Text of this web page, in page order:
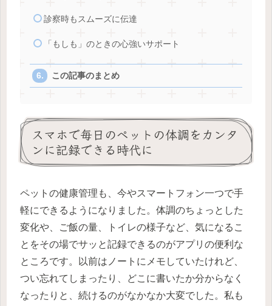
診察時もスムーズに伝達
「もしも」のときの心強いサポート
この記事のまとめ
スマホで毎日のペットの体調をカンタ
ンに記録できる時代に
ペットの健康管理も、今やスマートフォン一つで手
軽にできるようになりました。体調のちょっとした
変化や、ご飯の量、トイレの様子など、気になるこ
とをその場でサッと記録できるのがアプリの便利な
ところです。以前はノートにメモしていたけれど、
つい忘れてしまったり、どこに書いたか分からなく
なったりと、続けるのがなかなか大変でした。私も